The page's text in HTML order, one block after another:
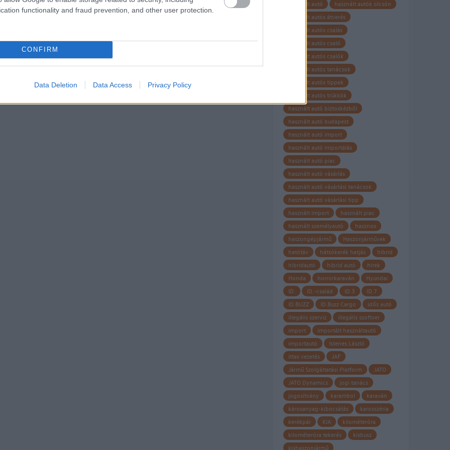
functionality and fraud prevention, and other user protection.
CONFIRM
Data Deletion Data Access Privacy Policy
használt autó
használt autók olcsón
használt autós átverés
használt autós csalás
használt autós csaló
használt autós csalók
használt autós tanácsok
használt autós tippek
használt autós trükkök
használt autó biztoskézből
használt autó budapest
használt autó import
használt autó importálás
használt autó piac
használt autó vásárlás
használt autó vásárlási tanácsok
használt autó vásárlási tipp
használt import
használt piac
használt személyautó
hasznos
haszongépjármű
Haszonjárművek
hatótáv
hátsókerék hatjás
hibrid
hibridautó
hibrid autó
hirek
Honda
horrorkaraván
Hyundai
ID.
ID.-család ID.3
ID.7
ID.BUZZ
ID.Buzz Cargo
idős autó
illegális szerviz
illegális szoftver
import
importált használtautó
importautó
Istenes László
ittas vezetés
JAF
Jármű Szolgáltatási Platform
JATO
JATO Dynamics
jogi tanács
jogosítvány
karambol
karaván
károsanyag-kibocsátás
karosszéria
kerékpár
KIA
kilométeróra
kilométeróra tekerés
kisbusz
kishaszonjármű